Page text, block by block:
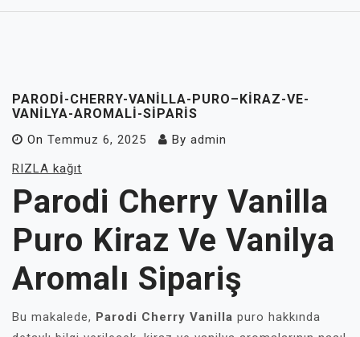
PARODI-CHERRY-VANILLA-PURO–KIRAZ-VE-
VANILYA-AROMALI-SIPARIS
On Temmuz 6, 2025 By admin
RIZLA kağıt
Parodi Cherry Vanilla
Puro Kiraz Ve Vanilya
Aromalı Sipariş
Bu makalede, Parodi Cherry Vanilla puro hakkında